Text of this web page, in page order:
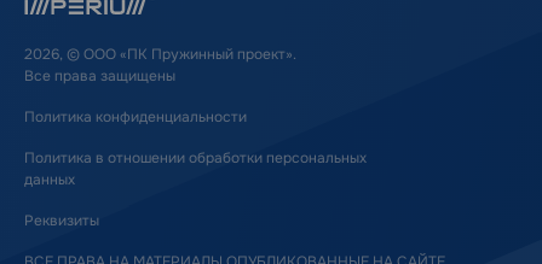
2026, © ООО «ПК Пружинный проект».
Все права защищены
Политика конфиденциальности
Политика в отношении обработки персональных
данных
Реквизиты